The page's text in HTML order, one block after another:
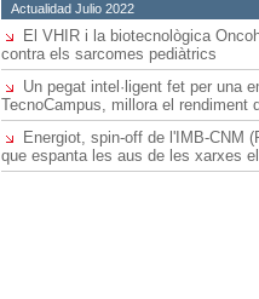
Actualidad Julio 2022
El VHIR i la biotecnològica
contra els sarcomes pediàtrics
Un pegat intel·ligent fet per una
TecnoCampus, millora el rendiment
Energiot, spin-off de l'IMB-CNM
que espanta les aus de les xarxes